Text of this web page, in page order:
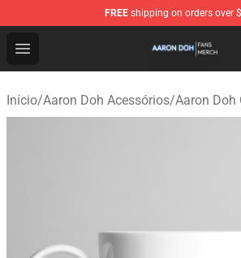
FREE shipping on orders over
Open menu
Aaron Doh Shop - Official Aaron
Início/Aaron Doh Acessórios/Aaron Doh